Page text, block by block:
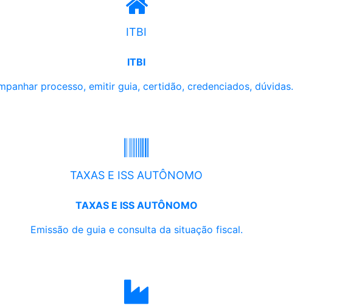
ITBI
ITBI
processo, emitir guia, certidão, credenciados, dúvidas.
TAXAS E ISS AUTÔNOMO
TAXAS E ISS AUTÔNOMO
Emissão de guia e consulta da situação fiscal.